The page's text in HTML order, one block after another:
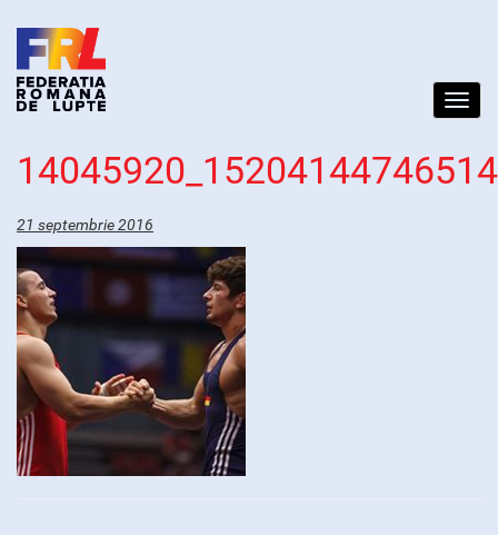
21 septembrie 2016